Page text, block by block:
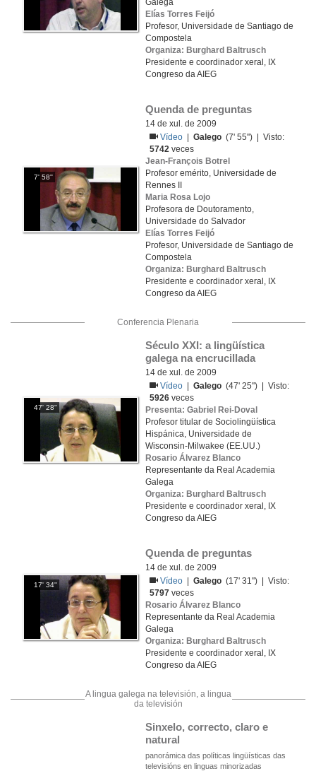
Galega
Elías Torres Feijó
Profesor, Universidade de Santiago de
Compostela
Organiza: Burghard Baltrusch
Presidente e coordinador xeral, IX
Congreso da AIEG
7' 58''
Quenda de preguntas
14 de xul. de 2009
Vídeo
|Galego (7' 55'') | Visto:
5742 veces
Jean-François Botrel
Profesor emérito, Universidade de
Rennes II
Maria Rosa Lojo
Profesora de Doutoramento,
Universidade do Salvador
Elías Torres Feijó
Profesor, Universidade de Santiago de
Compostela
Organiza: Burghard Baltrusch
Presidente e coordinador xeral, IX
Congreso da AIEG
Conferencia Plenaria
47' 28''
Século XXI: a lingüística
galega na encrucillada
14 de xul. de 2009
Vídeo
|Galego (47' 25'') | Visto:
5926 veces
Presenta: Gabriel Rei-Doval
Profesor titular de Sociolingüística
Hispánica, Universidade de
Wisconsin-Milwakee (EE.UU.)
Rosario Álvarez Blanco
Representante da Real Academia
Galega
Organiza: Burghard Baltrusch
Presidente e coordinador xeral, IX
Congreso da AIEG
17' 34''
Quenda de preguntas
14 de xul. de 2009
Vídeo
|Galego (17' 31'') | Visto:
5797 veces
Rosario Álvarez Blanco
Representante da Real Academia
Galega
Organiza: Burghard Baltrusch
Presidente e coordinador xeral, IX
Congreso da AIEG
A lingua galega na televisión, a lingua
da televisión
Sinxelo, correcto, claro e
natural
panorámica das políticas lingüísticas das
televisións en linguas minorizadas